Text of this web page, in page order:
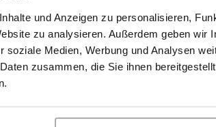
und Anzeigen zu personalisieren,
zu analysieren. Außerdem geben wir
soziale Medien, Werbung und Analysen
zusammen, die Sie ihnen
aus unserem bewährten PRO
garantiert maximale
alle, die auf Langlebigkeit,
setzen.
dass ich Gewerbetreibender bin. Alle